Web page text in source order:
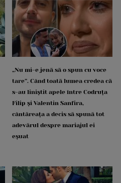
„Nu mi-e jenă să o spun cu voce
tare”. Când toată lumea credea că
s-au liniștit apele între Codruța
Filip și Valentin Sanfira,
cântăreața a decis să spună tot
adevărul despre mariajul ei
eșuat